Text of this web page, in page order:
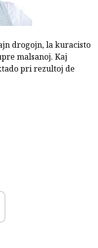
drogojn, la kuracisto
malsanoj. Kaj
pri rezultoj de